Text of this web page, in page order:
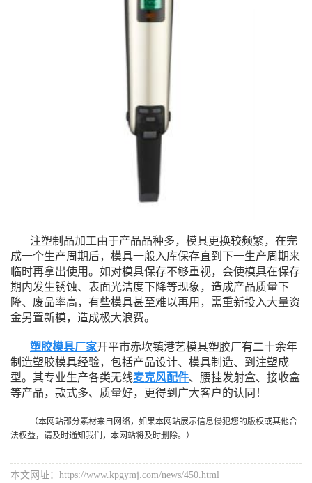
注塑制品加工由于产品品种多，模具更换较频繁，在完
成一个生产周期后，模具一般入库保存直到下一生产周期来
临时再拿出使用。如对模具保存不够重视，会使模具在保存
期内发生锈蚀、表面光洁度下降等现象，造成产品质量下
降、废品率高，有些模具甚至难以再用，需重新投入大量资
金另置新模，造成极大浪费。
塑胶模具厂家开平市赤坎镇港艺模具塑胶厂有二十余年
制造塑胶模具经验，包括产品设计、模具制造、到注塑成
型。其专业生产各类无线麦克风配件、腰挂发射盒、接收盒
等产品，款式多、质量好，更得到广大客户的认同！
（本网站部分素材来自网络，如果本网站展示信息侵犯您的版权或其他合
法权益，请及时通知我们，本网站将及时删除。）
本文网址：https://www.kpgymj.com/news/450.html